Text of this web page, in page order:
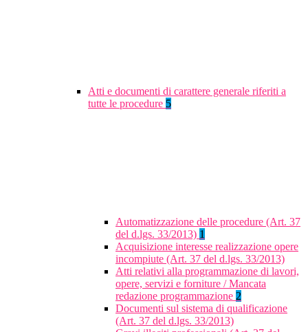
Atti e documenti di carattere generale riferiti a
tutte le procedure 5
Automatizzazione delle procedure (Art. 37
del d.lgs. 33/2013) 1
Acquisizione interesse realizzazione opere
incompiute (Art. 37 del d.lgs. 33/2013)
Atti relativi alla programmazione di lavori,
opere, servizi e forniture / Mancata
redazione programmazione 2
Documenti sul sistema di qualificazione
(Art. 37 del d.lgs. 33/2013)